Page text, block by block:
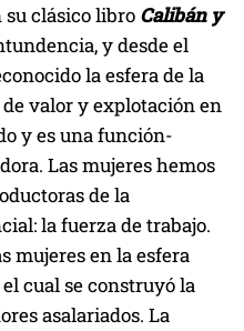
su clásico libro Calibán y
y desde el
la esfera de la
valor y explotación en
y es una función-
Las mujeres hemos
de la
la fuerza de trabajo.
mujeres en la esfera
cual se construyó la
asalariados. La